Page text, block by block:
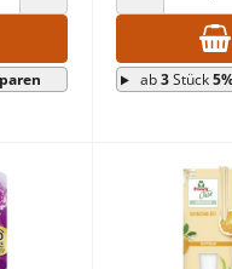
ANZAHL ERHÖHENANZAHL
ab3Stück